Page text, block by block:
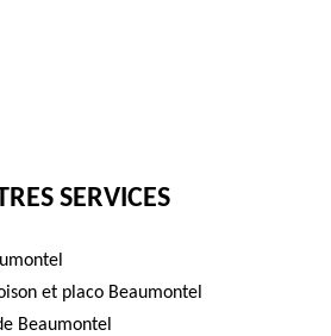
SERVICES
et placo Beaumontel
Beaumontel